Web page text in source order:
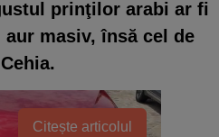
prinţilor arabi ar fi
masiv, însă cel de
Citește articolul